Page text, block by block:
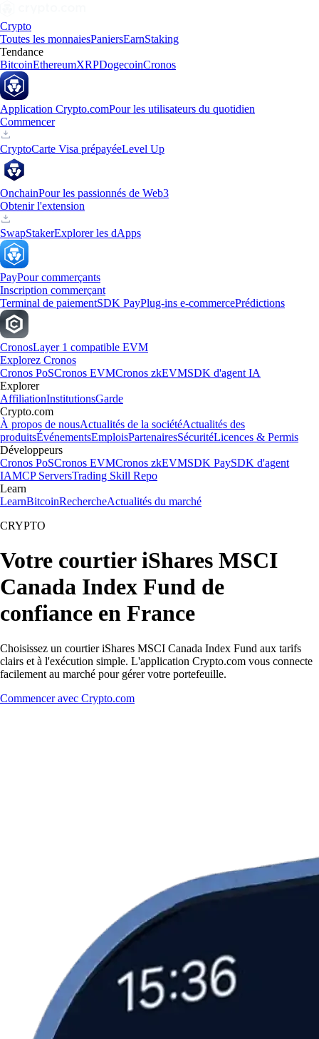
Crypto
Toutes les monnaiesPaniersEarnStaking
Tendance
BitcoinEthereumXRPDogecoinCronos
Application Crypto.comPour les utilisateurs du quotidien
Commencer
CryptoCarte Visa prépayéeLevel Up
OnchainPour les passionnés de Web3
Obtenir l'extension
SwapStakerExplorer les dApps
PayPour commerçants
Inscription commerçant
Terminal de paiementSDK PayPlug-ins e-commercePrédictions
CronosLayer 1 compatible EVM
Explorez Cronos
Cronos PoSCronos EVMCronos zkEVMSDK d'agent IA
Explorer
AffiliationInstitutionsGarde
Crypto.com
À propos de nousActualités de la sociétéActualités des
produitsÉvénementsEmploisPartenairesSécuritéLicences & Permis
Développeurs
Cronos PoSCronos EVMCronos zkEVMSDK PaySDK d'agent
IAMCP ServersTrading Skill Repo
Learn
LearnBitcoinRechercheActualités du marché
CRYPTO
Votre courtier iShares MSCI
Canada Index Fund de
confiance en France
Choisissez un courtier iShares MSCI Canada Index Fund aux tarifs
clairs et à l'exécution simple. L'application Crypto.com vous connecte
facilement au marché pour gérer votre portefeuille.
Commencer avec Crypto.com